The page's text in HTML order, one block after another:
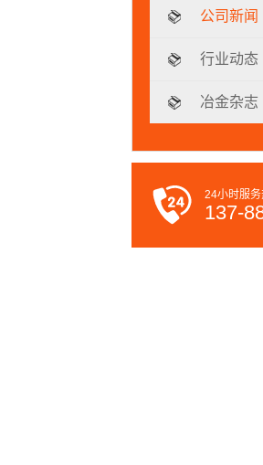
公司新闻
行业动态
冶金杂志
24小时服务
137-